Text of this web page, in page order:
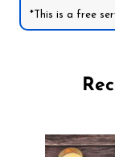
*This is a free